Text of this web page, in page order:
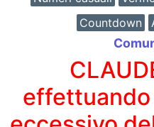
Countdown